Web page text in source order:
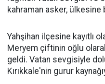
kahraman asker, ülkesine
Yahşihan ilçesine kayıtlı
Meryem çiftinin oğlu
geldi. Vatan sevgisiyle
Kırıkkale'nin gurur